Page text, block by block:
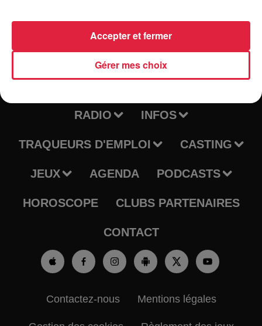
RADIO INFOS
TRAQUEURS D'EMPLOI CASTING
JEUX AGENDA PODCASTS
HOROSCOPE CLUBS PARTENAIRES
CONTACT
Contactez-nous Mentions légales
Gérer mes choix
Accepter et fermer